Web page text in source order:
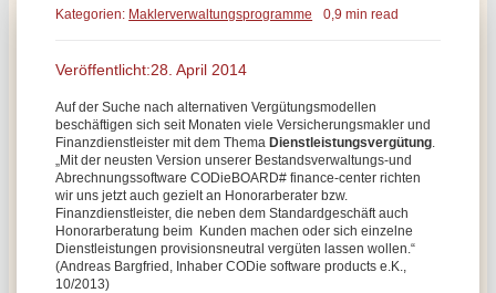
Kategorien: Maklerverwaltungsprogramme 0,9 min read
Veröffentlicht:28. April 2014
Auf der Suche nach alternativen Vergütungsmodellen
beschäftigen sich seit Monaten viele Versicherungsmakler und
Finanzdienstleister mit dem ThemaDienstleistungsvergütung
„Mit der neusten Version unserer Bestandsverwaltungs-und
Abrechnungssoftware CODieBOARD# finance-center richten
wir uns jetzt auch gezielt an Honorarberater bzw.
Finanzdienstleister, die neben dem Standardgeschäft auch
Honorarberatung beim Kunden machen oder sich einzelne
Dienstleistungen provisionsneutral vergüten lassen wollen.“
(Andreas Bargfried, Inhaber CODie software products e.K.,
10/2013)